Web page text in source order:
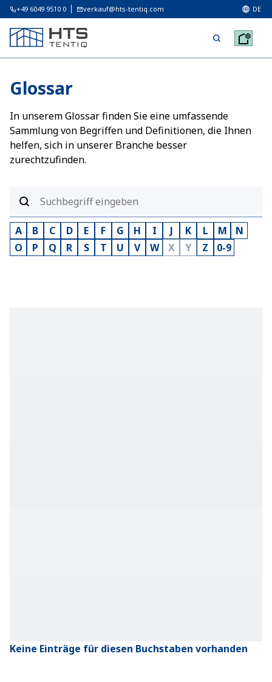
+49 6049 9510 0 verkauf@hts-tentiq.com DE
Glossar
In unserem Glossar finden Sie eine umfassende
Sammlung von Begriffen und Definitionen, die Ihnen
helfen, sich in unserer Branche besser
zurechtzufinden.
A B C D E F G H I J K L M
N
O
P Q R S T U V W X Y Z 0-9
Keine Einträge für diesen Buchstaben vorhanden